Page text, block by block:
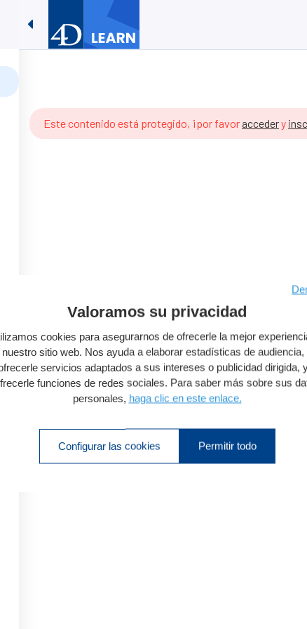
Recursos De Aprendizaje
Implementación de ORDA
Este contenido está protegido, ¡por favor accedery
Valoramos su privacidad
cookies para asegurarnos de ofrecerle la mejor
nuestro sitio web. Nos ayuda a elaborar estadísticas de audiencia,
servicios adaptados a sus intereses o publicidad dirigida,
funciones de redes sociales. Para saber más sobre sus
personales, haga clic en este enlace.
Configurar las cookies Permitir todo